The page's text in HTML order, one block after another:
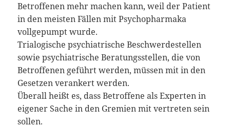
Betroffenen mehr machen kann, weil der Patient
in den meisten Fällen mit Psychopharmaka
vollgepumpt wurde.
Trialogische psychiatrische Beschwerdestellen
sowie psychiatrische Beratungsstellen, die von
Betroffenen geführt werden, müssen mit in den
Gesetzen verankert werden.
Überall heißt es, dass Betroffene als Experten in
eigener Sache in den Gremien mit vertreten sein
sollen.